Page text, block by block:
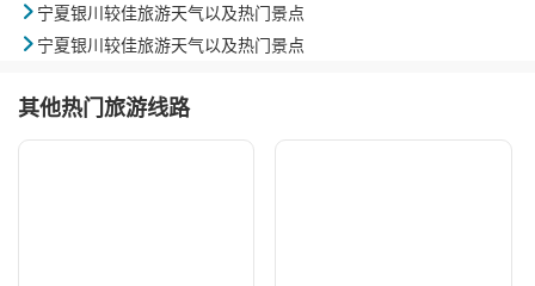
 宁夏银川较佳旅游天气以及热门景点
 宁夏银川较佳旅游天气以及热门景点
其他热门旅游线路